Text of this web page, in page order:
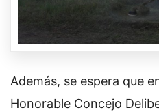
Además, se espera que
Honorable Concejo